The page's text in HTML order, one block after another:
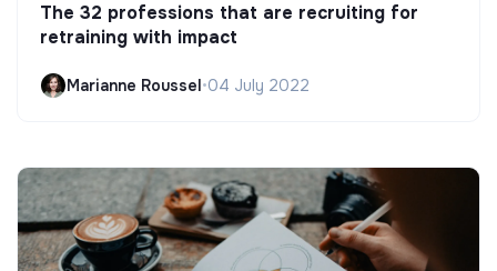
The 32 professions that are recruiting for
retraining with impact
Marianne Roussel•04 July 2022